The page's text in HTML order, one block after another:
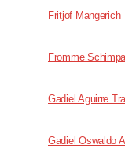
Fritjof Mangerich
Fromme
Gadiel Aguirre
Gadiel Oswaldo